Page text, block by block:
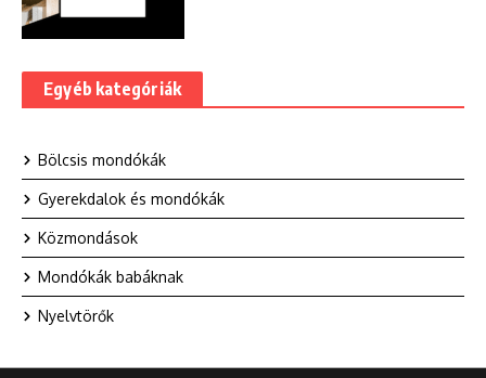
Egyéb kategóriák
Bölcsis mondókák
Gyerekdalok és mondókák
Közmondások
Mondókák babáknak
Nyelvtörők